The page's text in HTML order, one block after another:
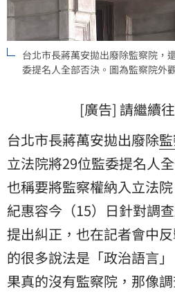
台北市長蔣萬安拋出廢除監察院，
委提名人全部否決。圖為監察院外
[廣告] 請繼續
台北市長蔣萬安拋出廢除
立法院將29位監委提名人
也稱要將監察權納入立法
紀惠容今（15）日針對調
提出糾正，也在記者會中
的很多說法是「政治語言
果真的沒有監察院，那像